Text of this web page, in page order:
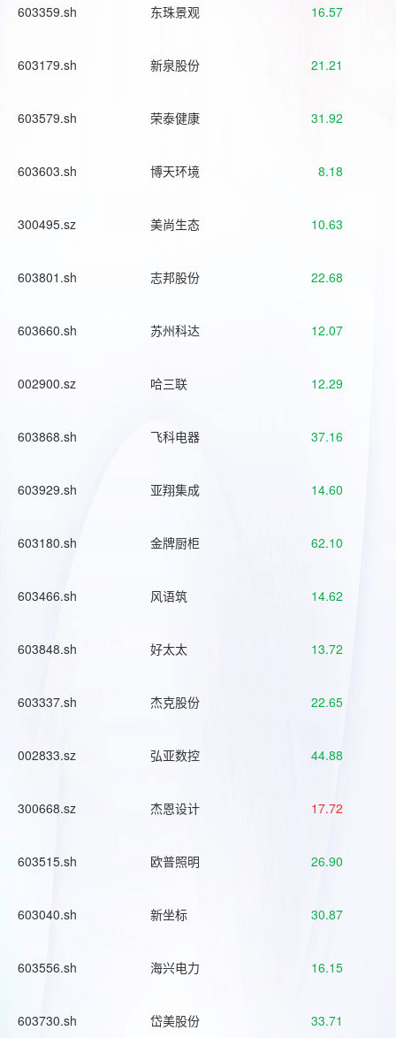
603359.sh 东珠景观 16.57
603179.sh 新泉股份 21.21
603579.sh 荣泰健康 31.92
603603.sh 博天环境 8.18
300495.sz 美尚生态 10.63
603801.sh 志邦股份 22.68
603660.sh 苏州科达 12.07
002900.sz 哈三联 12.29
603868.sh 飞科电器 37.16
603929.sh 亚翔集成 14.60
603180.sh 金牌厨柜 62.10
603466.sh 风语筑 14.62
603848.sh 好太太 13.72
603337.sh 杰克股份 22.65
002833.sz 弘亚数控 44.88
300668.sz 杰恩设计 17.72
603515.sh 欧普照明 26.90
603040.sh 新坐标 30.87
603556.sh 海兴电力 16.15
603730.sh 岱美股份 33.71